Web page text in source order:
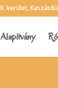
kerület,